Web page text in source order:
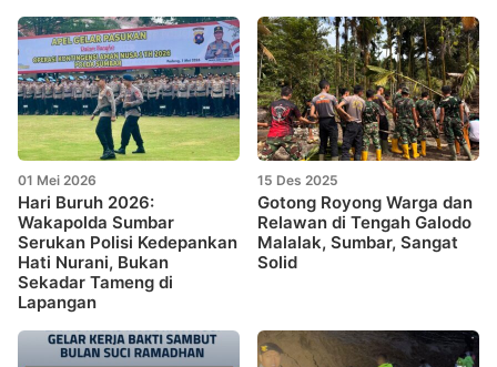
01 Mei 2026
Hari Buruh 2026:
Wakapolda Sumbar
Serukan Polisi Kedepankan
Hati Nurani, Bukan
Sekadar Tameng di
Lapangan
15 Des 2025
Gotong Royong Warga dan
Relawan di Tengah Galodo
Malalak, Sumbar, Sangat
Solid